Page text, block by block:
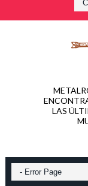
LAS